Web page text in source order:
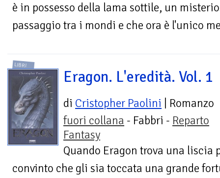
è in possesso della lama sottile, un
passaggio tra i mondi e che ora è l'unico
LIBRI
Eragon. L'eredità. Vol. 1
di Cristopher Paolini | Romanzo
fuori collana - Fabbri - Reparto
Fantasy
Quando Eragon trova una liscia
convinto che gli sia toccata una grande